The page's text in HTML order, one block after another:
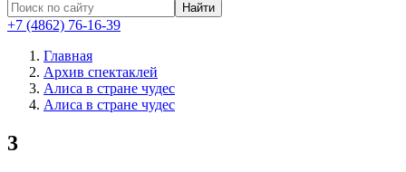
Найти
+7 (4862) 76-16-39
Главная
Архив спектаклей
Алиса в стране чудес
Алиса в стране чудес
3